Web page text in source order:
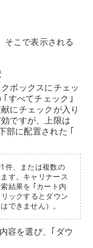
そこで表示される
ボックスにチェッ
すべてチェック｣
にチェックが入り
ですが、上限は
部に配置された ｢
件、または複数の
す。キャリナース
結果を ｢カート内
リックするとダウン
できません）。
容を選び、｢ダウ